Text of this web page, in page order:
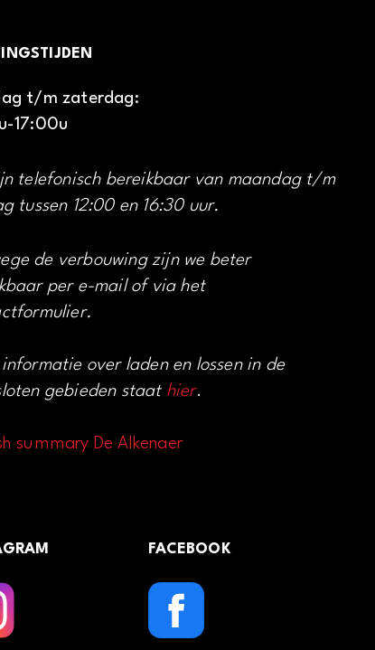
t/m zaterdag:
17:00u
telefonisch bereikbaar van maandag t/m
tussen 12:00 en 16:30 uur.
de verbouwing zijn we beter
per e-mail of via het
over laden en lossen in de
gebieden staat hier.
summary De Alkenaer
FACEBOOK